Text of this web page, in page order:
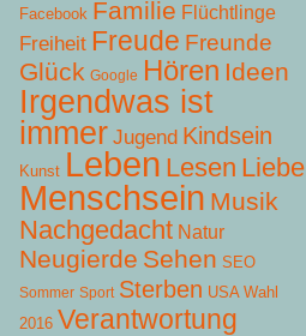
Facebook Familie Flüchtlinge
Freiheit Freude Freunde
Glück Google Hören Ideen
Irgendwas ist
immer Jugend Kindsein
Kunst Leben Lesen Liebe
Menschsein Musik
Nachgedacht Natur
Neugierde Sehen SEO
Sommer Sport Sterben USA Wahl
2016 Verantwortung